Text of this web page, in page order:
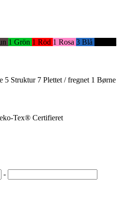
1 Grön 1 Röd 1 Rosa 3 Blå
5 Struktur 7 Plettet / fregnet 1 Børne
Tex® Certifieret
-